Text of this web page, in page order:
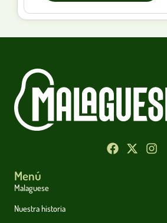
Menú
Malaguese
Nuestra historia